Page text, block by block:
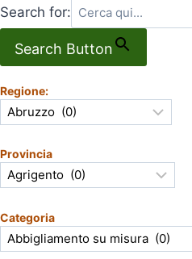
Search for:
Search Button
Regione:
Provincia
Categoria